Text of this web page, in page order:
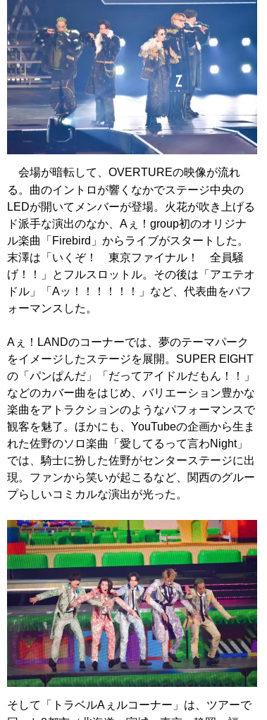
会場が暗転して、OVERTUREの映像が流れ
る。曲のイントロが響くなかでステージ中央の
LEDが開いてメンバーが登場。火花が吹き上げる
ド派手な演出のなか、Aぇ！group初のオリジナ
ル楽曲「Firebird」からライブがスタートした。
末澤は「いくぞ！ 東京ファイナル！ 全員騒
げ！！」とフルスロットル。その後は「アエテオ
ドル」「Aッ！！！！！！」など、代表曲をパフ
ォーマンスした。
Aぇ！LANDのコーナーでは、夢のテーマパーク
をイメージしたステージを展開。SUPER EIGHT
の「パンぱんだ」「だってアイドルだもん！！」
などのカバー曲をはじめ、バリエーション豊かな
楽曲をアトラクションのようなパフォーマンスで
観客を魅了。ほかにも、YouTubeの企画から生ま
れた佐野のソロ楽曲「愛してるって言わNight」
では、騎士に扮した佐野がセンターステージに出
現。ファンから笑いが起こるなど、関西のグルー
プらしいコミカルな演出が光った。
そして「トラベルAぇルコーナー」は、ツアーで